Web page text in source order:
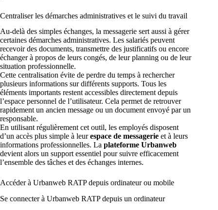
Centraliser les démarches administratives et le suivi du travail
Au-delà des simples échanges, la messagerie sert aussi à gérer
certaines démarches administratives. Les salariés peuvent
recevoir des documents, transmettre des justificatifs ou encore
échanger à propos de leurs congés, de leur planning ou de leur
situation professionnelle.
Cette centralisation évite de perdre du temps à rechercher
plusieurs informations sur différents supports. Tous les
éléments importants restent accessibles directement depuis
l’espace personnel de l’utilisateur. Cela permet de retrouver
rapidement un ancien message ou un document envoyé par un
responsable.
En utilisant régulièrement cet outil, les employés disposent
d’un accès plus simple à leurespace de messagerie et à leurs
informations professionnelles. La plateforme Urbanweb
devient alors un support essentiel pour suivre efficacement
l’ensemble des tâches et des échanges internes.
Accéder à Urbanweb RATP depuis ordinateur ou mobile
Se connecter à Urbanweb RATP depuis un ordinateur